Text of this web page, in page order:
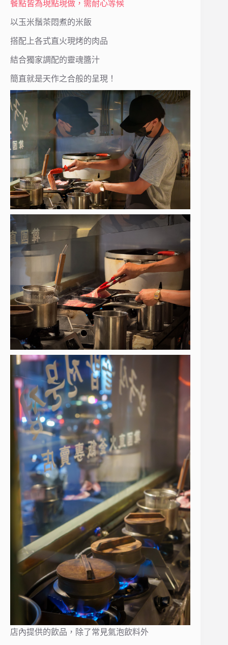
餐點皆為現點現做，需耐心等候
以玉米鬚茶悶煮的米飯
搭配上各式直火現烤的肉品
結合獨家調配的靈魂醬汁
簡直就是天作之合般的呈現！
店內提供的飲品，除了常見氣泡飲料外